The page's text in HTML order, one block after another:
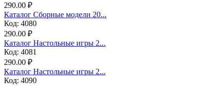
290.00 ₽
Каталог Сборные модели 20...
Код: 4080
290.00 ₽
Каталог Настольные игры 2...
Код: 4081
290.00 ₽
Каталог Настольные игры 2...
Код: 4090